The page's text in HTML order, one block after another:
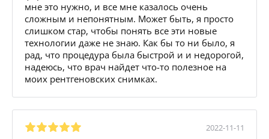
мне это нужно, и все мне казалось очень
сложным и непонятным. Может быть, я просто
слишком стар, чтобы понять все эти новые
технологии даже не знаю. Как бы то ни было, я
рад, что процедура была быстрой и и недорогой,
надеюсь, что врач найдет что-то полезное на
моих рентгеновских снимках.
2022-11-11